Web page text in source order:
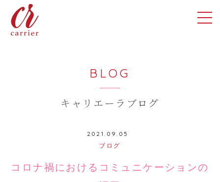
BLOG
キャリエーラブログ
2021.09.05
ブログ
コロナ禍におけるコミュニケーションの